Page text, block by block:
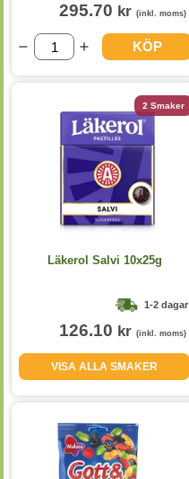
295.70 kr (inkl. moms)
KÖP
2 Smaker
Läkerol Salvi 10x25g
1-2 dagar
126.10 kr (inkl. moms)
VISA ALLA SMAKER